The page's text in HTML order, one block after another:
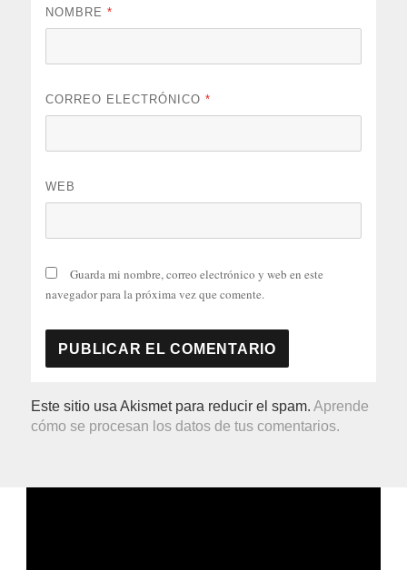
NOMBRE*
CORREO ELECTRÓNICO*
WEB
Guarda mi nombre, correo electrónico y web en este
navegador para la próxima vez que comente.
Este sitio usa Akismet para reducir el spam.Aprende
cómo se procesan los datos de tus comentarios.